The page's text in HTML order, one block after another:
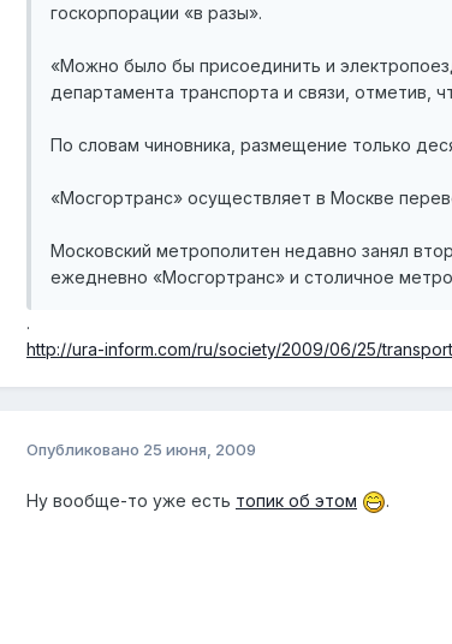
госкорпорации «в разы».
«Можно было бы присоединить и
департамента транспорта и связи, отметив,
По словам чиновника, размещение только
«Мосгортранс» осуществляет в Москве
Московский метрополитен недавно занял
ежедневно «Мосгортранс» и столичное
.
http://ura-inform.com/ru/society/2009/06/25/
Опубликовано 25 июня, 2009
Ну вообще-то уже есть топик об этом .